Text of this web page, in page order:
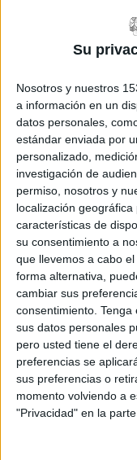
Su
Nosotros y nuestros
a información en un
datos personales,
estándar enviada por
personalizado,
investigación de
permiso, nosotros y
localización
características de
su consentimiento a
que llevemos a cabo
forma alternativa,
cambiar sus
consentimiento. Tenga
sus datos personales
pero usted tiene el
preferencias se
sus preferencias o
momento volviendo a
"Privacidad" en la
L'objectiu final
ciutat del teatre
ImprimirEnvia
a
un
amic
PDF